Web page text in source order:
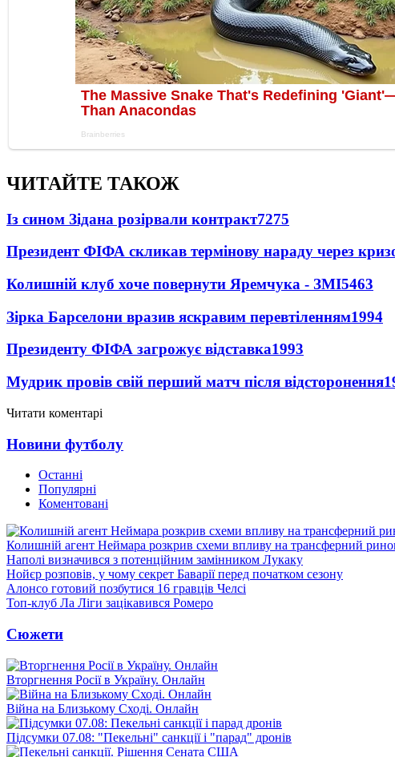
ЧИТАЙТЕ ТАКОЖ
Із сином Зідана розірвали контракт7275
Президент ФІФА скликав термінову нараду через
Колишній клуб хоче повернути Яремчука - ЗМІ5463
Зірка Барселони вразив яскравим перевтіленням1994
Президенту ФІФА загрожує відставка1993
Мудрик провів свій перший матч після відсторонення
Читати коментарі
Новини футболу
Останні
Популярні
Коментовані
Колишній агент Неймара розкрив схеми впливу на трансферний
Наполі визначився з потенційним замінником Лукаку
Нойєр розповів, у чому секрет Баварії перед початком сезону
Алонсо готовий позбутися 16 гравців Челсі
Топ-клуб Ла Ліги зацікавився Ромеро
Сюжети
Вторгнення Росії в Україну. Онлайн
Війна на Близькому Сході. Онлайн
Підсумки 07.08: "Пекельні" санкції і "парад" дронів